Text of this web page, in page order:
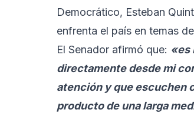
Democrático, Esteban
enfrenta el país en temas
El Senador afirmó que: «es
directamente desde mi
atención y que escuchen
producto de una larga